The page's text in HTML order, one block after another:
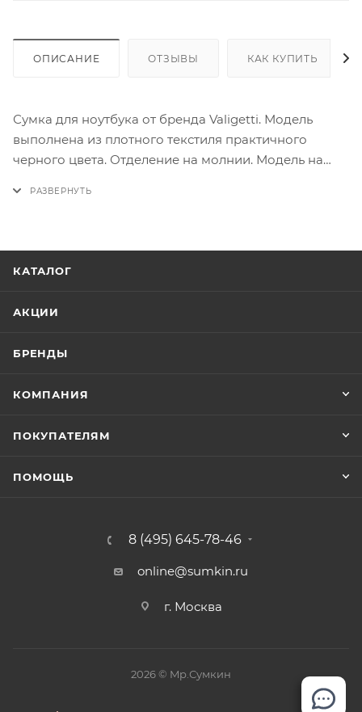
ОПИСАНИЕ ОТЗЫВЫ КАК КУПИТЬ
Сумка для ноутбука от бренда Valigetti. Модель
выполнена из плотного текстиля практичного
черного цвета. Отделение на молнии. Модель на
КАТАЛОГ
АКЦИИ
БРЕНДЫ
КОМПАНИЯ
ПОКУПАТЕЛЯМ
ПОМОЩЬ
8 (495) 645-78-46
online@sumkin.ru
г. Москва
2026 © Mр.Сумкин